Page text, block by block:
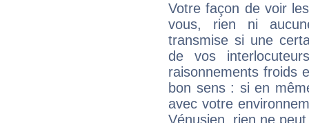
Votre façon de voir
vous, rien ni
transmise si une
de vos
raisonnements froids
bon sens : si en
avec votre
Vénusien, rien ne